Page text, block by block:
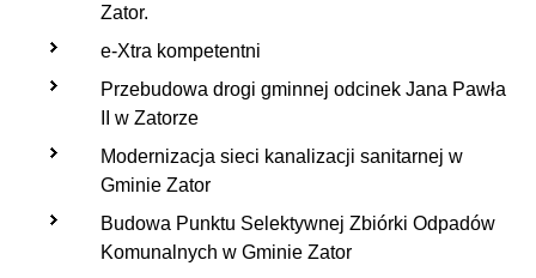
Zator.
e-Xtra kompetentni
Przebudowa drogi gminnej odcinek Jana Pawła
II w Zatorze
Modernizacja sieci kanalizacji sanitarnej w
Gminie Zator
Budowa Punktu Selektywnej Zbiórki Odpadów
Komunalnych w Gminie Zator